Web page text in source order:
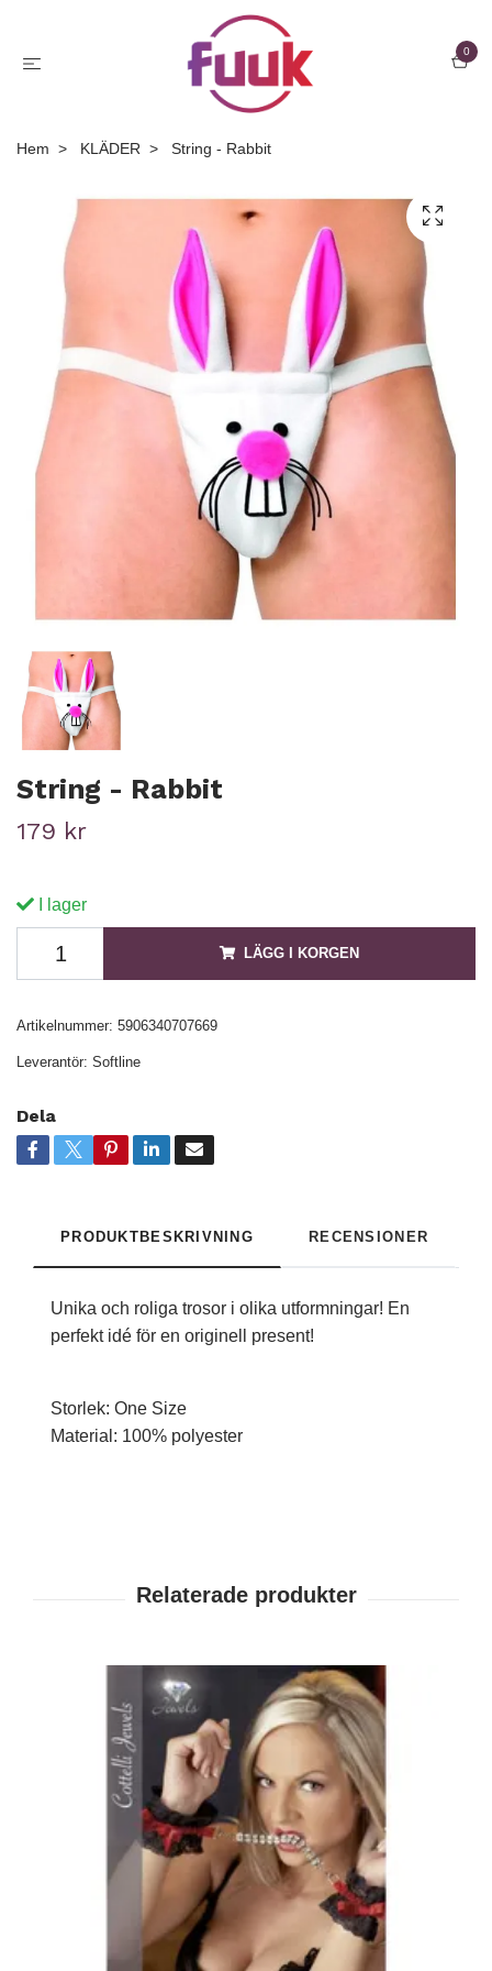
0
Hem KLÄDER String - Rabbit
String - Rabbit
179 kr
I lager
LÄGG I KORGEN
Artikelnummer: 5906340707669
Leverantör: Softline
Dela
PRODUKTBESKRIVNING RECENSIONER
Unika och roliga trosor i olika utformningar! En
perfekt idé för en originell present!
Storlek: One Size
Material: 100% polyester